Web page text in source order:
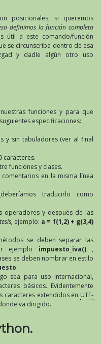
posicionales, si queremos
definimos la función completa
útil a este comando/función
se circunscriba dentro de esa
y dadle algún otro uso
funciones y para que
especificaciones:
y sin tabuladores (ver al final
caracteres.
funciones y clases.
en la misma línea
traducirlo como
operadores y después de las
ejemplo: a = f(1,2) + g(3,4)
se deben separar las
ejemplo impuesto_iva(),
se deben nombrar en estilo
.
sea para uso internacional,
básicos. Evidentemente
caracteres extendidos en UTF-
va dirigido.